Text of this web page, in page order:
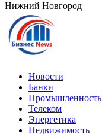
Нижний Новгород
Новости
Банки
Промышленность
Телеком
Энергетика
Недвижимость